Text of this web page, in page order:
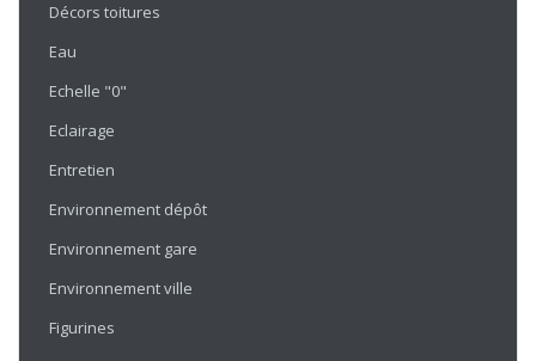
Décors toitures
Eau
Echelle "0"
Eclairage
Entretien
Environnement dépôt
Environnement gare
Environnement ville
Figurines